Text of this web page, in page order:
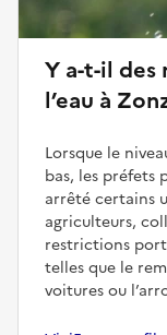
Y a-t-il des
l’eau à
Lorsque le
bas, les préfets
arrêté certains
agriculteurs,
restrictions
telles que le
voitures ou